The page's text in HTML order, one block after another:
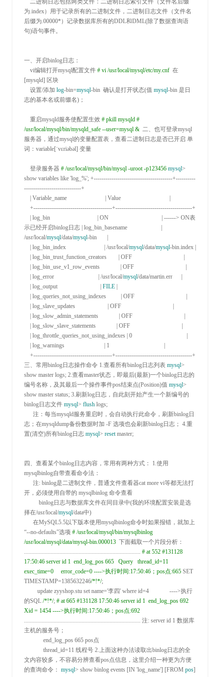
为.index）用于记录所有的二进制文件，二进制日志文件（文件名
后缀为.00000*）记录数据库所有的DDL和DML(除了数据查询语
句)语句事件。
一、开启binlog日志：
    vi编辑打开mysql配置文件
# vi /usr/local/mysql/etc/my.cnf 在
[mysqld] 区块
    设置
/添加 log-bin=mysql-bin  确认是打开状态(值 mysql-bin 是日
志的基本名或前缀名)；
    重启mysqld服务使配置生效
# pkill mysqld #
/usr/local/mysql/bin/mysqld_safe --user=mysql & 二、也可登录mysql
服务器，通过mysql的变量配置表，查看二进制日志是否已开启 单
词：variable[ˈvɛriəbəl] 变量
    登录服务器
# /usr/local/mysql/bin/mysql -uroot -p123456 mysql>
show variables like 'log_%'; +----------------------------------------+----------
-----------------------------+
    | log_bin                                | ON                                    | ------>
ON表
示已经开启binlog日志 | log_bin_basename                       |
/usr/local/mysql/data/mysql-bin       |
    | log_bin_index                          | /usr/local/
mysql/data/mysql-bin.index |
    | log_error                              | /usr/local/
mysql/data/martin.err      |
    | log_output                             |
FILE |
    +----------------------------------------+---------------------------------------+
三、常用binlog日志操作命令 1.查看所有binlog日志列表 mysql>
show master logs; 2.查看master状态，即最后(最新)一个binlog日志的
编号名称，及其最后一个操作事件pos结束点(Position)值 mysql>
show master status; 3.刷新log日志，自此刻开始产生一个新编号的
binlog日志文件 mysql> flush logs;
志；在mysqldump备份数据时加 -F 选项也会刷新binlog日志； 4.重
置(清空)所有binlog日志 mysql> reset master;
四、查看某个binlog日志内容，常用有两种方式： 1.使用
mysqlbinlog自带查看命令法：
      注
: binlog是二进制文件，普通文件查看器cat more vi等都无法打
开，必须使用自带的 mysqlbinlog 命令查看
择在/usr/local/mysql/data中)
      在MySQL5
.5以下版本使用mysqlbinlog命令时如果报错，就加上
“--no-defaults”选项 # /usr/local/mysql/bin/mysqlbinlog
/usr/local/mysql/data/mysql-bin.000013
............................................................................... # at 552 #131128
17:50:46 server id 1  end_log_pos 665   Query   thread_id=11
exec_time=0     error_code=0 ---->执行时间:17:50:46；pos点:665 SET
TIMESTAMP=1385632246/*!*/;
         update zyyshop
.stu set name='李四' where id=4              ---->执行
的SQL /*!*/; # at 665 #131128 17:50:46 server id 1  end_log_pos 692
............................................................................... 注: server id 1 数据库
主机的服务号；
             end_log_pos
665 pos点
             thread_id
=11 线程号 2.上面这种办法读取出binlog日志的全
文内容较多，不容易分辨查看pos点信息，这里介绍一种更为方便
的查询命令： mysql> show binlog events [IN 'log_name'] [FROM pos]